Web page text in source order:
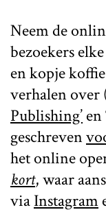
Neem de
bezoekers
en kopje
verhalen over
Publishing’en
geschreven
het online
kort, waar
viaInstagram